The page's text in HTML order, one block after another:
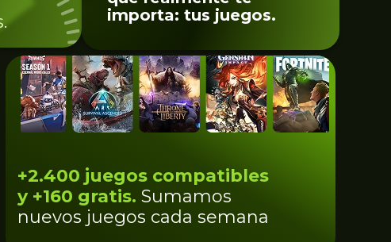
importa: tus juegos.
+2.400 juegos compatibles
y +160 gratis. Sumamos
nuevos juegos cada semana